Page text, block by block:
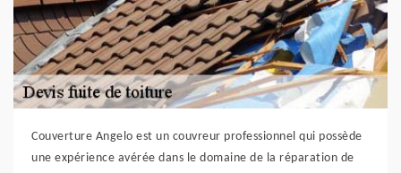
Couverture Angelo est un couvreur professionnel qui possède
une expérience avérée dans le domaine de la réparation de